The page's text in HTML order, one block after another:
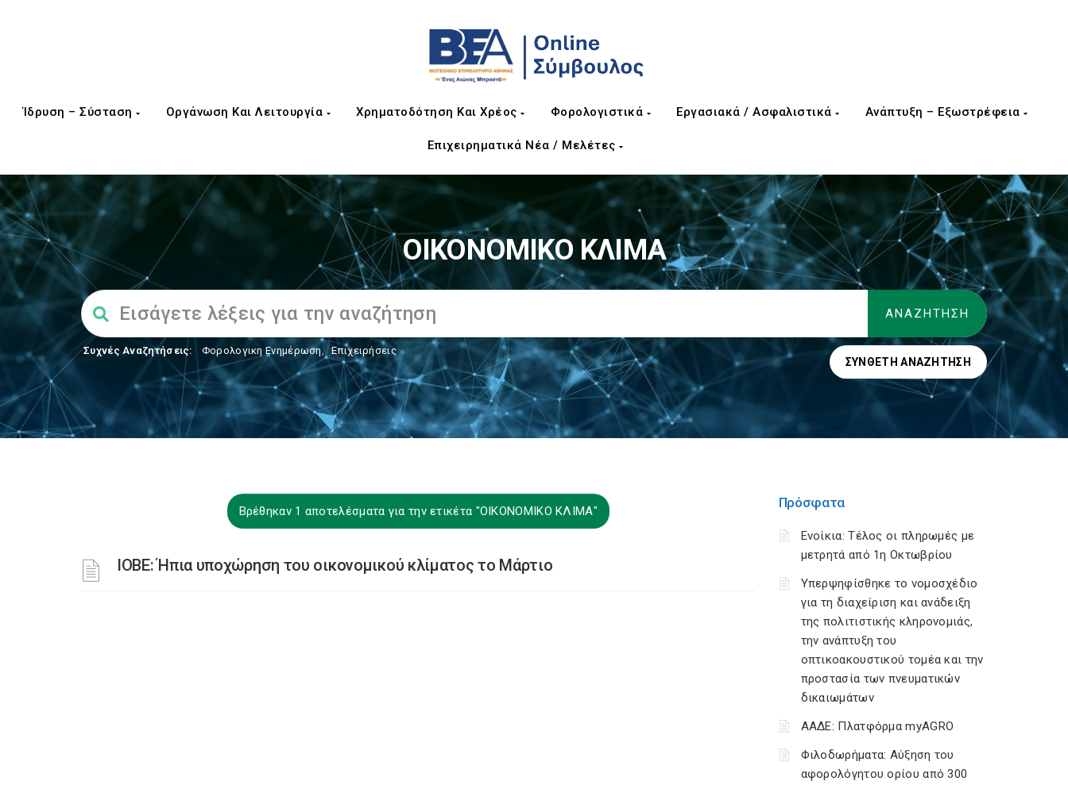
Ίδρυση – Σύσταση Οργάνωση Και Λειτουργία Χρηματοδότηση Και Χρέος Φορολογιστικά Εργασιακά / Ασφαλιστικά Ανάπτυξη – Εξωστρέφεια
Επιχειρηματικά Νέα / Μελέτες
ΟΙΚΟΝΟΜΙΚΟ ΚΛΙΜΑ
Συχνές Αναζητήσεις: Φορολογικη Ενημέρωση, Επιχειρήσεις
ΣΎΝΘΕΤΗ ΑΝΑΖΉΤΗΣΗ
Βρέθηκαν 1 αποτελέσματα για την ετικέτα "ΟΙΚΟΝΟΜΙΚΟ ΚΛΙΜΑ"
ΙΟΒΕ: Ήπια υποχώρηση του οικονομικού κλίματος το Μάρτιο
Πρόσφατα
Ενοίκια: Τέλος οι πληρωμές με
μετρητά από 1η Οκτωβρίου
Υπερψηφίσθηκε το νομοσχέδιο
για τη διαχείριση και ανάδειξη
της πολιτιστικής κληρονομιάς,
την ανάπτυξη του
οπτικοακουστικού τομέα και την
προστασία των πνευματικών
δικαιωμάτων
ΑΑΔΕ: Πλατφόρμα myAGRO
Φιλοδωρήματα: Αύξηση του
αφορολόγητου ορίου από 300